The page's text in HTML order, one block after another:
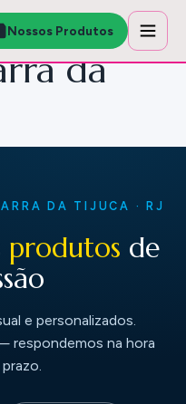
Nossos Produtos
|
da
DA TIJUCA · RJ
produtos de
e personalizados.
respondemos na hora